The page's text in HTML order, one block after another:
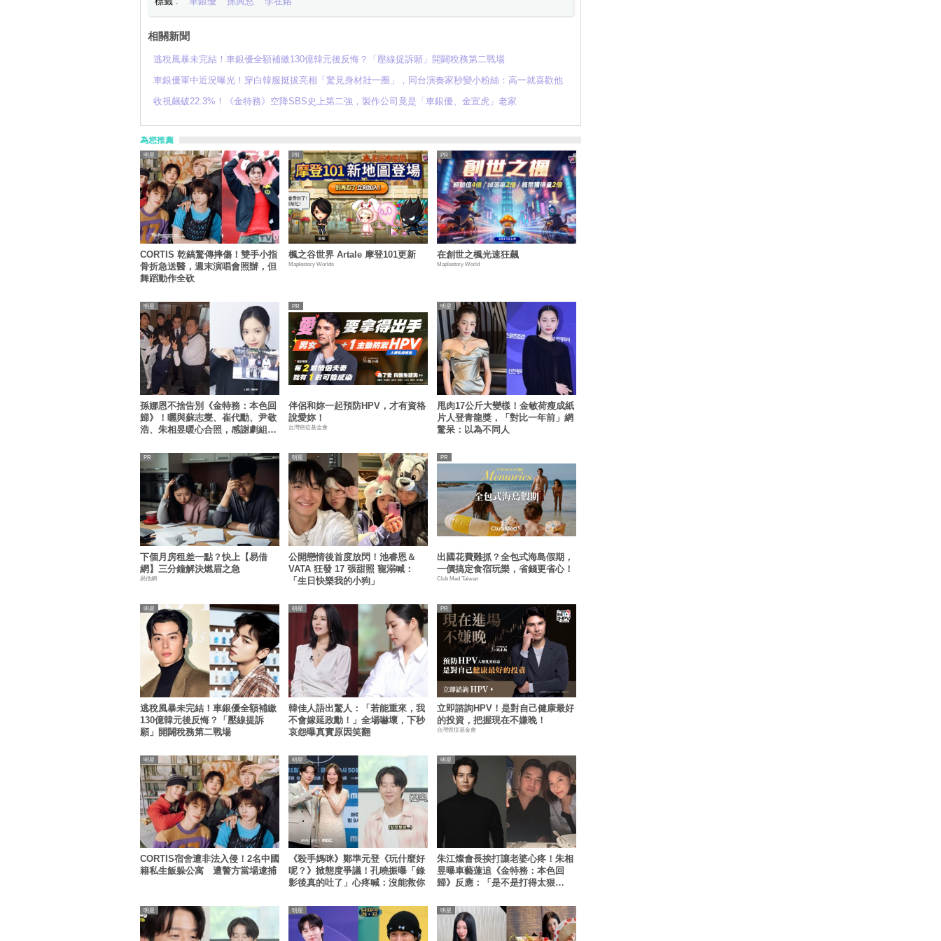
相關新聞
逃稅風暴未完結！車銀優全額補繳130億韓元後反悔？「壓線提訴願」開闢稅務第二戰場
車銀優軍中近況曝光！穿白韓服挺拔亮相「驚見身材壯一圈」，同台演奏家秒變小粉絲：高一就喜歡他
收視飆破22.3%！《金特務》空降SBS史上第二強，製作公司竟是「車銀優、金宣虎」老家
為您推薦
CORTIS 乾鎬驚傳摔傷！雙手小指
骨折急送醫，週末演唱會照辦，但
舞蹈動作全砍
明星
楓之谷世界 Artale 摩登101更新
Maplestory Worlds
在創世之楓光速狂飆
Maplestory World
孫娜恩不捨告別《金特務：本色回
歸》！曬與蘇志燮、崔代勳、尹敬
浩、朱相昱暖心合照，感謝劇組與
明星
伴侶和妳一起預防HPV，才有資格
說愛妳！
台灣癌症基金會
甩肉17公斤大變樣！金敏荷瘦成紙
片人登青龍獎，「對比一年前」網
驚呆：以為不同人
明星
下個月房租差一點？快上【易借
網】三分鐘解決燃眉之急
易借網
公開戀情後首度放閃！池睿恩＆
VATA 狂發 17 張甜照 寵溺喊：
「生日快樂我的小狗」
明星
出國花費難抓？全包式海島假期，
一價搞定食宿玩樂，省錢更省心！
Club Med Taiwan
逃稅風暴未完結！車銀優全額補繳
130億韓元後反悔？「壓線提訴
願」開闢稅務第二戰場
明星
韓佳人語出驚人：「若能重來，我
不會嫁延政勳！」全場嚇壞，下秒
哀怨曝真實原因笑翻
明星
立即諮詢HPV！是對自己健康最好
的投資，把握現在不嫌晚！
台灣癌症基金會
CORTIS宿舍遭非法入侵！2名中國
籍私生飯躲公寓 遭警方當場逮捕
明星
《殺手媽咪》鄭準元登《玩什麼好
呢？》掀態度爭議！孔曉振曝「錄
影後真的吐了」心疼喊：沒能救你
明星
朱江燦會長挨打讓老婆心疼！朱相
昱曝車藝蓮追《金特務：本色回
歸》反應：「是不是打得太狠
明星
明星 明星 明星